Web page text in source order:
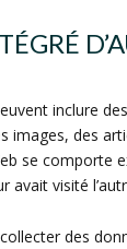
inclure
images, des
se comporte
avait visité
des